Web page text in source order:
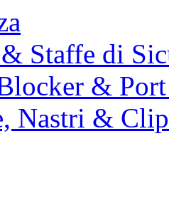
Staffe di
&
Nastri &